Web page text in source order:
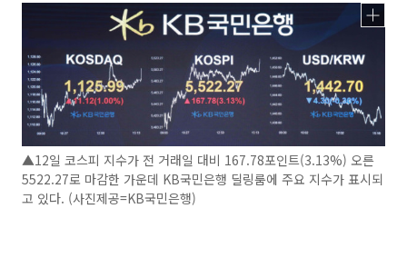
▲12일 코스피 지수가 전 거래일 대비 167.78포인트(3.13%) 오른
5522.27로 마감한 가운데 KB국민은행 딜링룸에 주요 지수가 표시되
고 있다. (사진제공=KB국민은행)